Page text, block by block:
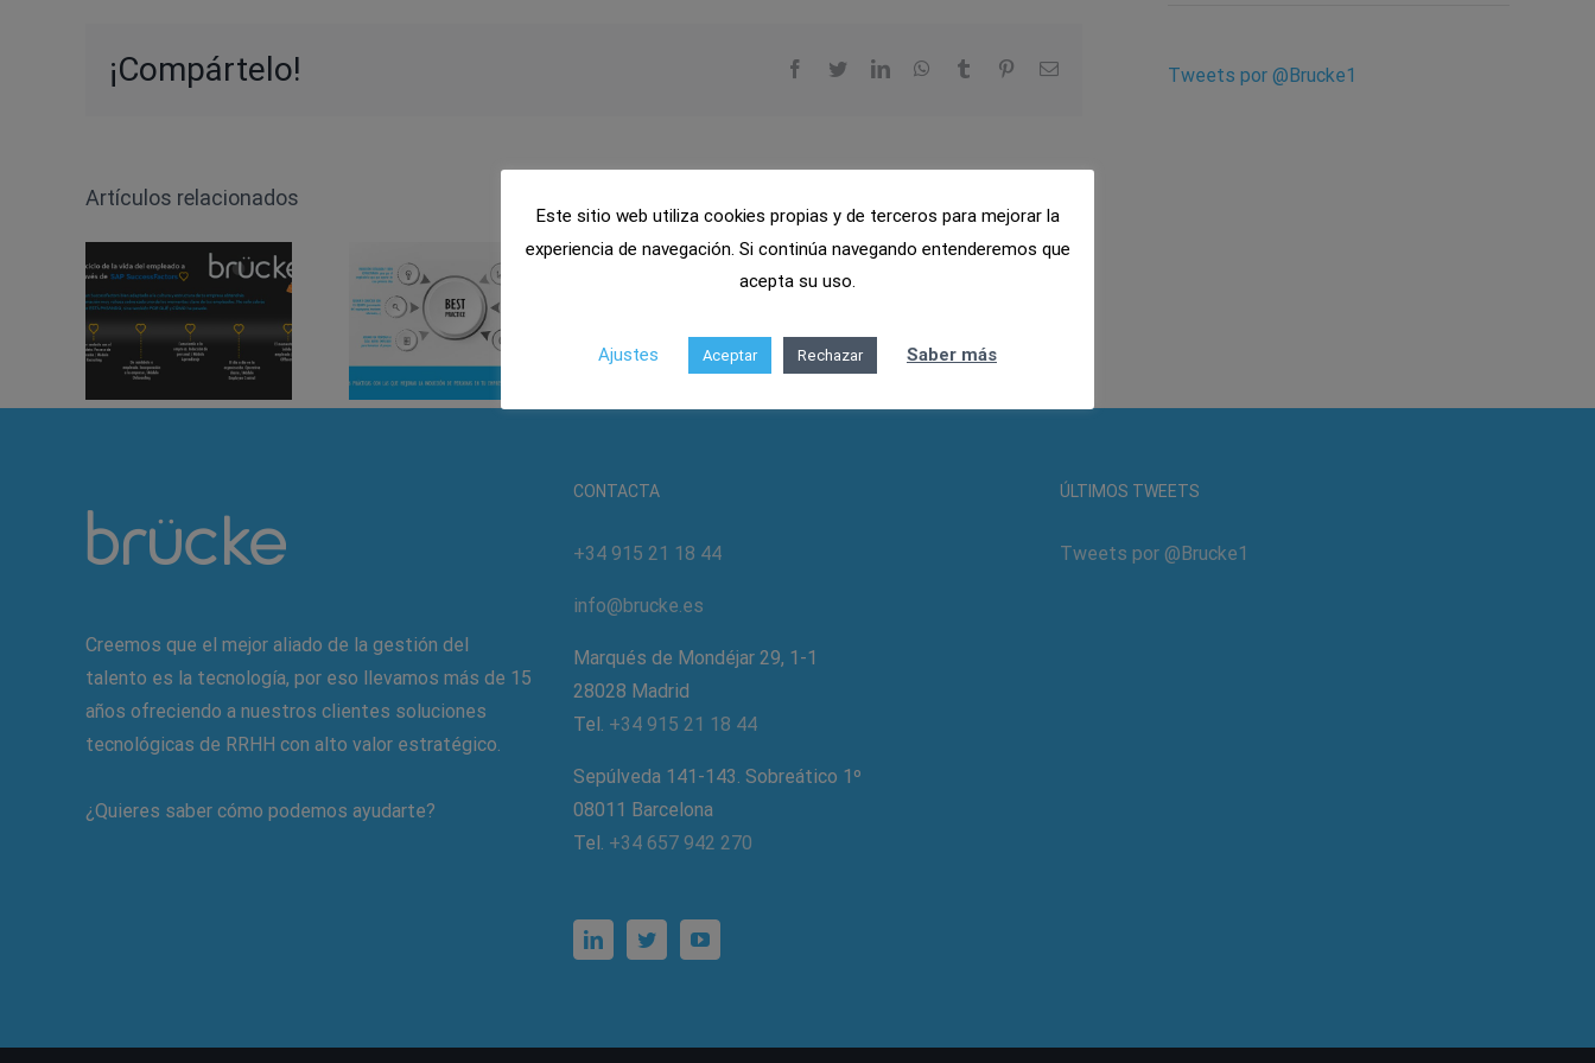
¡Compártelo! Facebook
TwitterLinkedInWhatsApp
Tumblr PinterestCorreo
Artículos relacionados
Tweets por @Brucke1
Creemos que el mejor aliado de la gestión del
talento es la tecnología, por eso llevamos más de 15
años ofreciendo a nuestros clientes soluciones
tecnológicas de RRHH con alto valor estratégico.
¿Quieres saber cómo podemos ayudarte?
CONTACTA
+34 915 21 18 44
info@brucke.es
Marqués de Mondéjar 29, 1-1
28028 Madrid
Tel. +34 915 21 18 44
Sepúlveda 141-143. Sobreático 1º
08011 Barcelona
Tel. +34 657 942 270
ÚLTIMOS TWEETS
Tweets por @Brucke1
Este sitio web utiliza cookies propias y de terceros para mejorar la
experiencia de navegación. Si continúa navegando entenderemos que
acepta su uso.
Ajustes Aceptar Rechazar Saber más